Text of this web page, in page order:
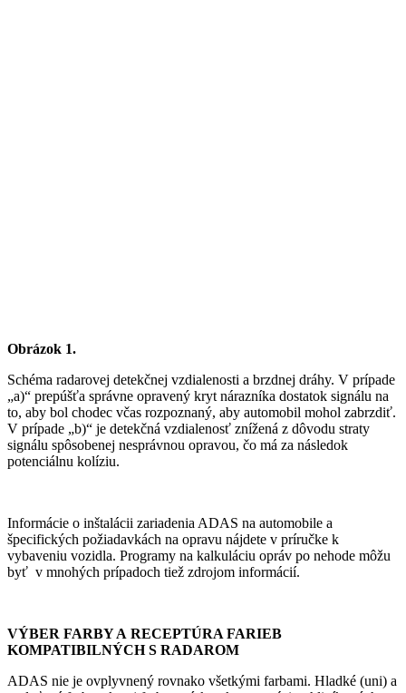
Obrázok 1.
Schéma radarovej detekčnej vzdialenosti a brzdnej dráhy. V prípade
„a)“ prepúšťa správne opravený kryt nárazníka dostatok signálu na
to, aby bol chodec včas rozpoznaný, aby automobil mohol zabrzdiť.
V prípade „b)“ je detekčná vzdialenosť znížená z dôvodu straty
signálu spôsobenej nesprávnou opravou, čo má za následok
potenciálnu kolíziu.
Informácie o inštalácii zariadenia ADAS na automobile a
špecifických požiadavkách na opravu nájdete v príručke k
vybaveniu vozidla. Programy na kalkuláciu opráv po nehode môžu
byť v mnohých prípadoch tiež zdrojom informácií.
VÝBER FARBY A RECEPTÚRA FARIEB
KOMPATIBILNÝCH S RADAROM
ADAS nie je ovplyvnený rovnako všetkými farbami. Hladké (uni) a